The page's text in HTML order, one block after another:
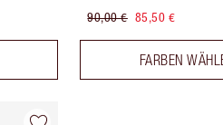
90,00 € 85,50 €
FARBEN